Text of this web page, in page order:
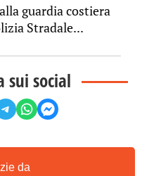
guardia costiera
Stradale...
sui social
da